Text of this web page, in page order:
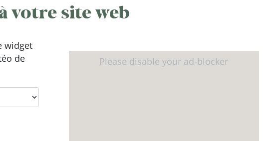
votre site web
widget
de